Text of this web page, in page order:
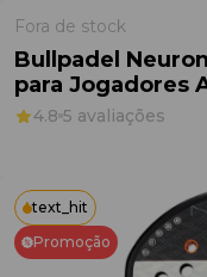
Fora de stock
Bullpadel
para Jogadores
4.8 5 avaliações
text_hit
Promoção